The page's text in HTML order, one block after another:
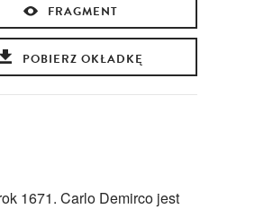
FRAGMENT
POBIERZ OKŁADKĘ
1671. Carlo Demirco jest